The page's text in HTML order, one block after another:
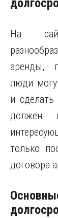
На
аренды,
люди
и
должен
только
договора